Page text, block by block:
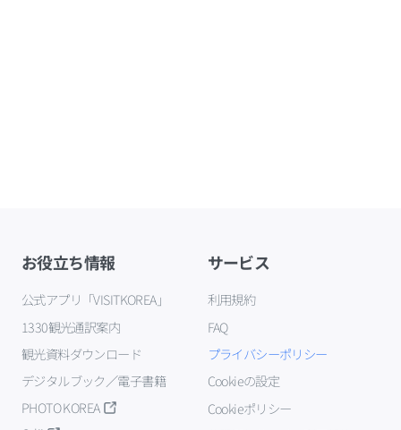
お役立ち情報
公式アプリ「VISITKOREA」
1330観光通訳案内
観光資料ダウンロード
デジタルブック／電子書籍
PHOTO KOREA
サービス
利用規約
FAQ
プライバシーポリシー
Cookieの設定
Cookieポリシー